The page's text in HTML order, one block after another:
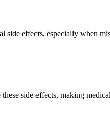
effects, especially when
side effects, making